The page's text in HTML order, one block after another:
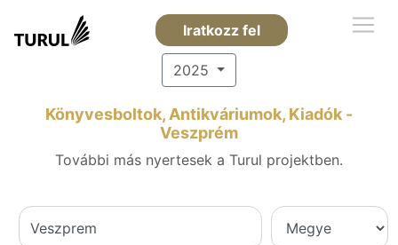
Iratkozz fel
2025
Könyvesboltok, Antikváriumok, Kiadók -
Veszprém
További más nyertesek a Turul projektben.